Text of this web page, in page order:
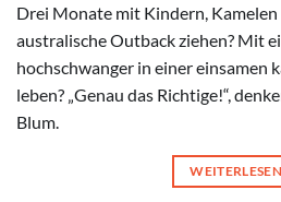
Drei Monate mit Kindern,
australische Outback ziehen? Mit
hochschwanger in einer einsamen
leben? „Genau das Richtige!“,
Blum.
WEITERLESEN